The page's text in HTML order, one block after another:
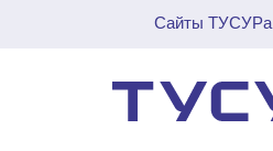
Сайты ТУСУРа